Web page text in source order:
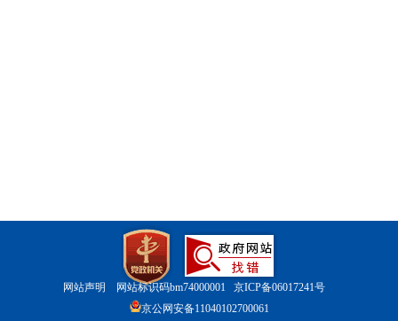
网站声明 网站标识码bm74000001 京ICP备06017241号
京公网安备11040102700061